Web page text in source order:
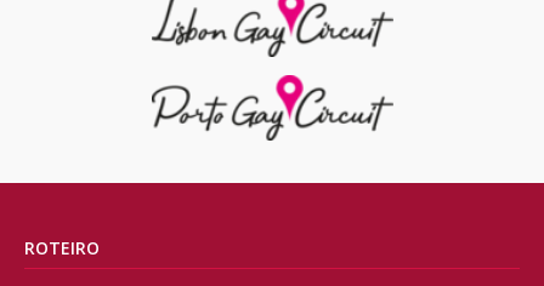
ROTEIRO